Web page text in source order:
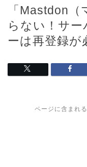
「Mastdon
らない！サ
ーは再登録が
ページに含まれ